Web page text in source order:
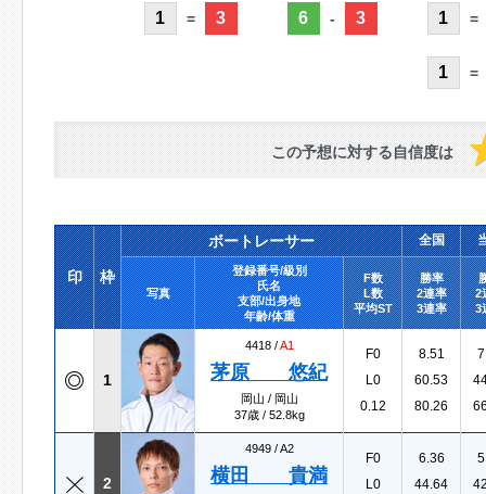
1 = 3 6 - 3 1 =
1 =
この予想に対する自信度は
印 枠
ボートレーサー 全国
写真
登録番号/級別
氏名
支部/出身地
年齢/体重
F数
L数
平均ST
勝率
2連率
3連率
2
3
1
4418 /A1
茅原 悠紀
岡山 / 岡山
37歳 / 52.8kg
F0
L0
0.12
8.51
60.53
80.26
2
4949 /A2
横田 貴満
F0
L0
6.36
44.64